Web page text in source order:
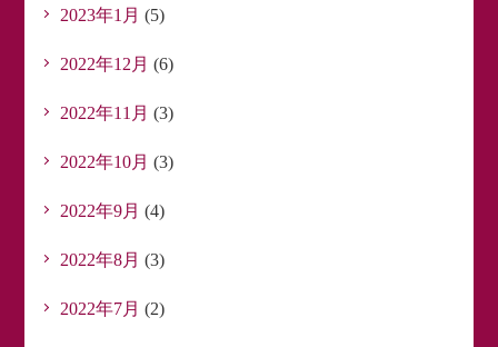
2023年1月 (5)
2022年12月 (6)
2022年11月 (3)
2022年10月 (3)
2022年9月 (4)
2022年8月 (3)
2022年7月 (2)